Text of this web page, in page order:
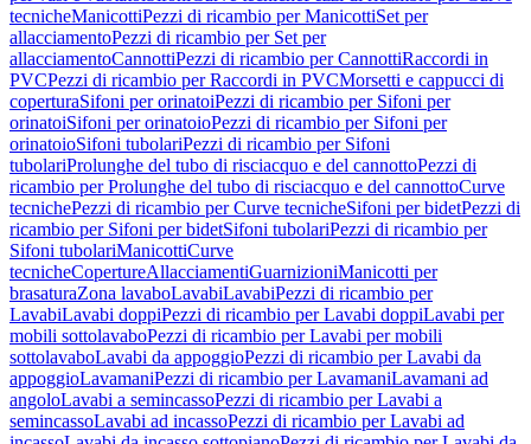
tecnicheManicottiPezzi di ricambio per ManicottiSet per
allacciamentoPezzi di ricambio per Set per
allacciamentoCannottiPezzi di ricambio per CannottiRaccordi in
PVCPezzi di ricambio per Raccordi in PVCMorsetti e cappucci di
coperturaSifoni per orinatoiPezzi di ricambio per Sifoni per
orinatoiSifoni per orinatoioPezzi di ricambio per Sifoni per
orinatoioSifoni tubolariPezzi di ricambio per Sifoni
tubolariProlunghe del tubo di risciacquo e del cannottoPezzi di
ricambio per Prolunghe del tubo di risciacquo e del cannottoCurve
tecnichePezzi di ricambio per Curve tecnicheSifoni per bidetPezzi di
ricambio per Sifoni per bidetSifoni tubolariPezzi di ricambio per
Sifoni tubolariManicottiCurve
tecnicheCopertureAllacciamentiGuarnizioniManicotti per
brasaturaZona lavaboLavabiLavabiPezzi di ricambio per
LavabiLavabi doppiPezzi di ricambio per Lavabi doppiLavabi per
mobili sottolavaboPezzi di ricambio per Lavabi per mobili
sottolavaboLavabi da appoggioPezzi di ricambio per Lavabi da
appoggioLavamaniPezzi di ricambio per LavamaniLavamani ad
angoloLavabi a semincassoPezzi di ricambio per Lavabi a
semincassoLavabi ad incassoPezzi di ricambio per Lavabi ad